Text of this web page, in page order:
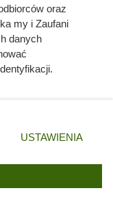
Lavazza?
to
oraz
my i Zaufani
danych
prywatności
Niektóre
się takiemu
zastosowania tylko
USTAWIENIA